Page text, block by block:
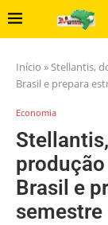
Início »Stellantis,
Brasil e prepara
Economia
Brasil e
semestre